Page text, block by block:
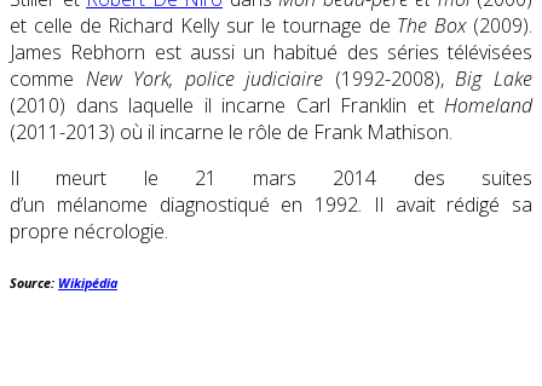
et celle de Richard Kelly sur le tournage de The Box (2009).
James Rebhorn est aussi un habitué des séries télévisées
comme New York, police judiciaire (1992-2008),Big Lake
(2010) dans laquelle il incarne Carl Franklin et Homeland
(2011-2013) où il incarne le rôle de Frank Mathison.
Il meurt le 21 mars 2014 des suites
d’un mélanome diagnostiqué en 1992. Il avait rédigé sa
propre nécrologie.
Source: Wikipédia